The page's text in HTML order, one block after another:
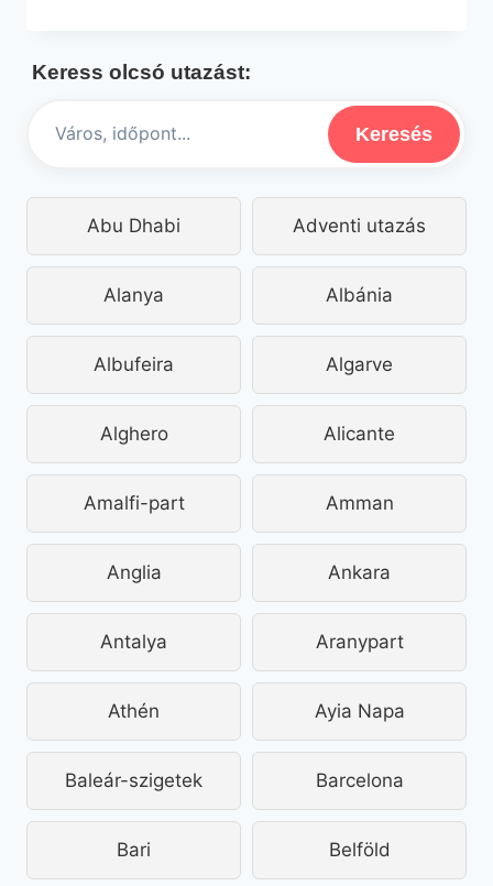
REPJEGY
SZÁLLÁS
Keress olcsó utazást:
Keresés
Abu Dhabi Adventi utazás
Alanya Albánia
Albufeira Algarve
Alghero Alicante
Amalfi-part Amman
Anglia Ankara
Antalya Aranypart
Athén Ayia Napa
Baleár-szigetek Barcelona
Bari Belföld